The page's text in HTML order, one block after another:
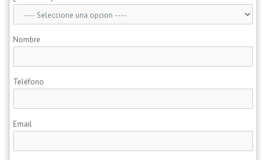
Nombre
Teléfono
Email